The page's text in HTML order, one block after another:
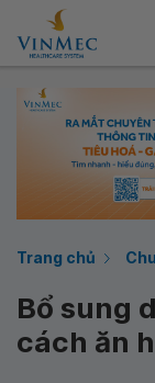
Trang chủ
Bổ sung
cách ăn